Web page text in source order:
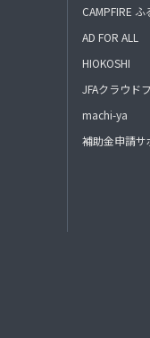
CAMPFIRE
AD FOR ALL
HIOKOSHI
JFAクラウド
machi-ya
補助金申請サ